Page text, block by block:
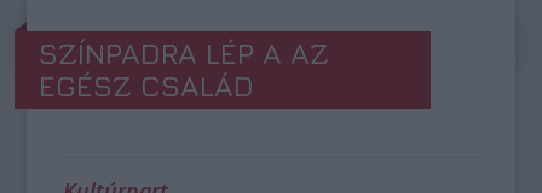
SZÍNPADRA LÉP A AZ
EGÉSZ CSALÁD